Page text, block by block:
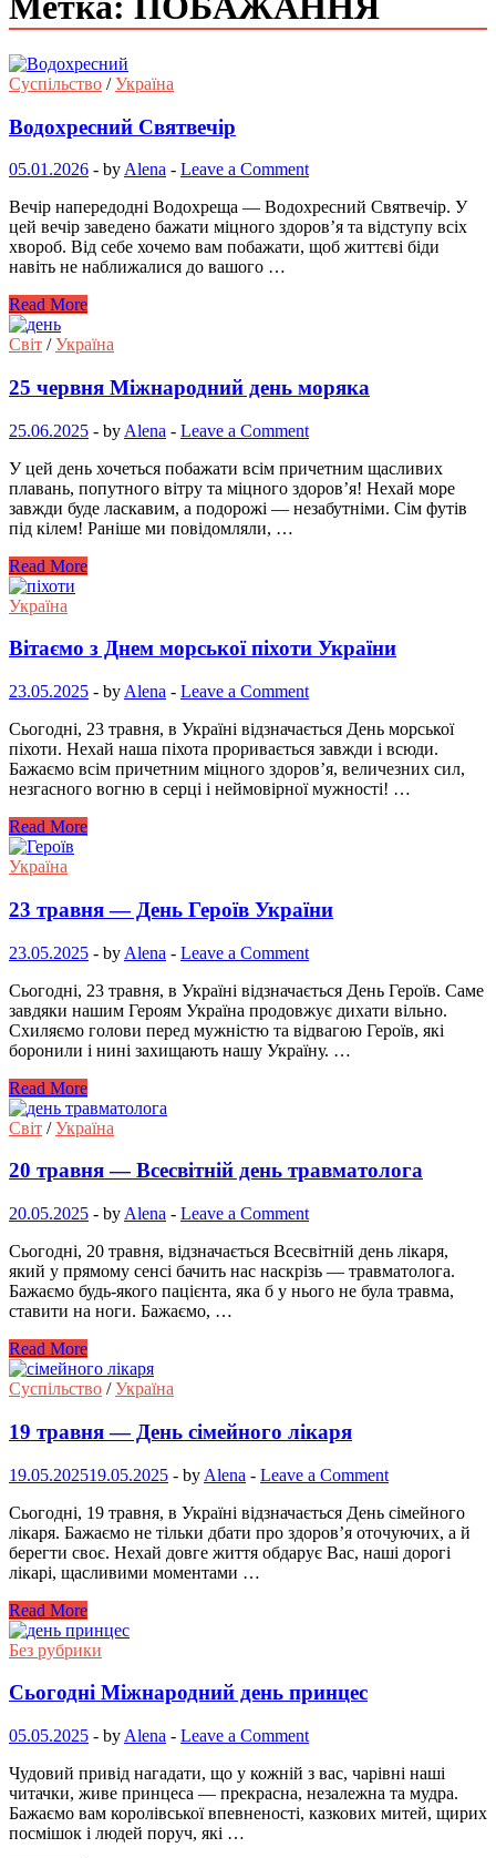
Суспільство /Україна
Водохресний Святвечір
05.01.2026 - by Alena - Leave a Comment
Вечір напередодні Водохреща — Водохресний Святвечір. У
цей вечір заведено бажати міцного здоров’я та відступу всіх
хвороб. Від себе хочемо вам побажати, щоб життєві біди
навіть не наближалися до вашого …
Read More
Світ /Україна
25 червня Міжнародний день моряка
25.06.2025 - by Alena - Leave a Comment
У цей день хочеться побажати всім причетним щасливих
плавань, попутного вітру та міцного здоров’я! Нехай море
завжди буде ласкавим, а подорожі — незабутніми. Сім футів
під кілем! Раніше ми повідомляли, …
Read More
Україна
Вітаємо з Днем морської піхоти України
23.05.2025 - by Alena - Leave a Comment
Сьогодні, 23 травня, в Україні відзначається День морської
піхоти. Нехай наша піхота проривається завжди і всюди.
Бажаємо всім причетним міцного здоров’я, величезних сил,
незгасного вогню в серці і неймовірної мужності! …
Read More
Україна
23 травня — День Героїв України
23.05.2025 - by Alena - Leave a Comment
Сьогодні, 23 травня, в Україні відзначається День Героїв. Саме
завдяки нашим Героям Україна продовжує дихати вільно.
Схиляємо голови перед мужністю та відвагою Героїв, які
боронили і нині захищають нашу Україну. …
Read More
Світ /Україна
20 травня — Всесвітній день травматолога
20.05.2025 - by Alena - Leave a Comment
Сьогодні, 20 травня, відзначається Всесвітній день лікаря,
який у прямому сенсі бачить нас наскрізь — травматолога.
Бажаємо будь-якого пацієнта, яка б у нього не була травма,
ставити на ноги. Бажаємо, …
Read More
Суспільство /Україна
19 травня — День сімейного лікаря
19.05.202519.05.2025 - by Alena - Leave a Comment
Сьогодні, 19 травня, в Україні відзначається День сімейного
лікаря. Бажаємо не тільки дбати про здоров’я оточуючих, а й
берегти своє. Нехай довге життя обдарує Вас, наші дорогі
лікарі, щасливими моментами …
Read More
Без рубрики
Сьогодні Міжнародний день принцес
05.05.2025 - by Alena - Leave a Comment
Чудовий привід нагадати, що у кожній з вас, чарівні наші
читачки, живе принцеса — прекрасна, незалежна та мудра.
Бажаємо вам королівської впевненості, казкових митей, щирих
посмішок і людей поруч, які …